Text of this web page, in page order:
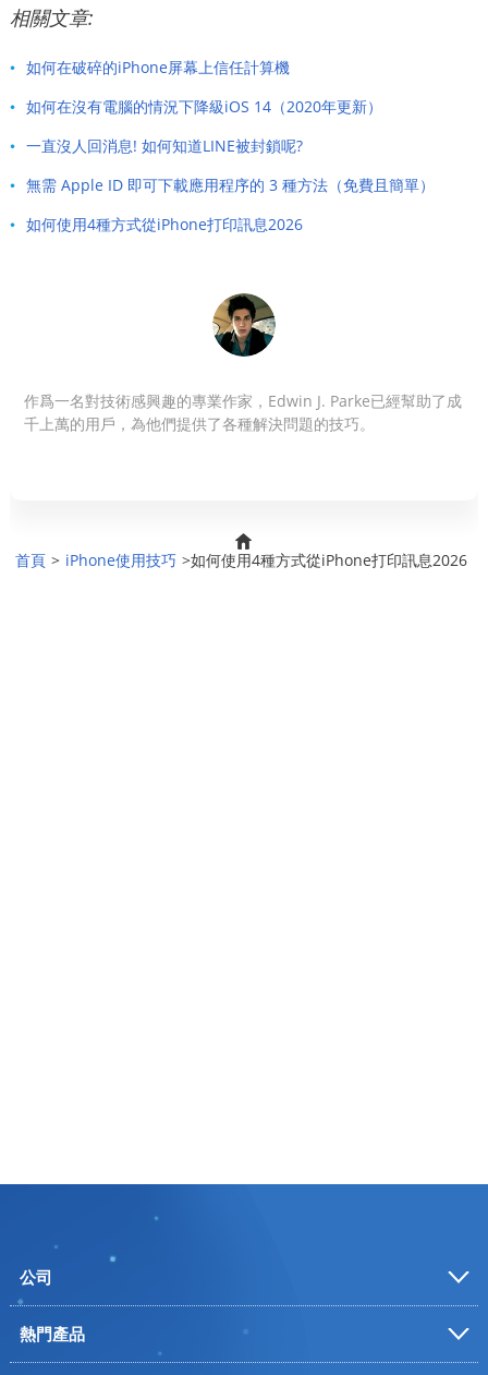
相關文章:
如何在破碎的iP​​hone屏幕上信任計算機
如何在沒有電腦的情況下降級iOS 14（2020年更新）
一直沒人回消息! 如何知道LINE被封鎖呢?
無需 Apple ID 即可下載應用程序的 3 種方法（免費且簡單）
如何使用4種方式從iPhone打印訊息2026
作爲一名對技術感興趣的專業作家，Edwin J. Parke已經幫助了成
千上萬的用戶，為他們提供了各種解決問題的技巧。
首頁 > iPhone使用技巧 >如何使用4種方式從iPhone打印訊息2026
公司
熱門產品